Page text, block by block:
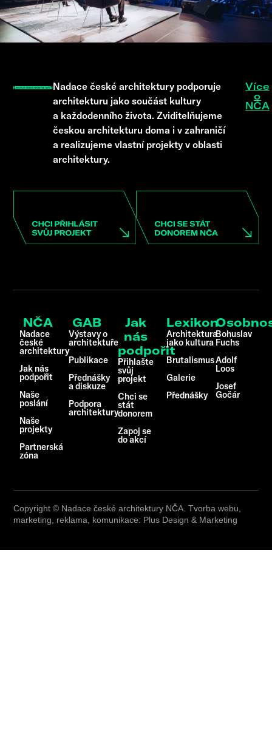
Nadace české architektury podporuje
architekturu jako součást kultury
a každodenního života. Zviditelňujeme
českou architekturu doma i v zahraničí
a realizujeme vlastní projekty v oblasti
architektury.
Více
o
NČA
NČA
Nadace
české
architektury
Jak nás
podpořit
Naše
poslání
Naše
projekty
Partnerská
zóna
GAB
Výstavy o
architektuře
Publikace
Přednášky
a diskuze
Podpora
architektury
Jak
nás
podpořit
Přihlašte
svůj
projekt
Chci se
stát
donorem
Zapoj se
do akcí
Lexikon
Architektura
jako kultura
Brutalismus
Galerie
Přednášky
Bohuslav
Fuchs
Adolf
Loos
Josef
Gočár
Copyright © Nadace české architektury NČA. Tvorba webu,
marketing, reklama, komunikace: Plus Design & Marketing